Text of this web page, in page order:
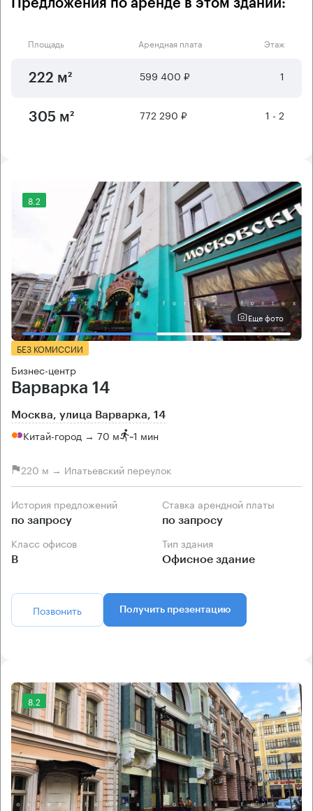
Предложения по аренде в этом здании:
Площадь Арендная плата Этаж
222 м² 599 400 ₽ 1
305 м² 772 290 ₽ 1 - 2
8.2
Еще фото
БЕЗ КОМИССИИ
Бизнес-центр
Варварка 14
Москва, улица Варварка, 14
Китай-город → 70 м ~1 мин
220 м → Ипатьевский переулок
История предложений
по запросу
Ставка арендной платы
по запросу
Класс офисов
B
Тип здания
Офисное здание
Позвонить Получить презентацию
8.2